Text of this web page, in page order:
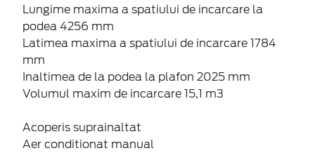
Lungime maxima a spatiului de incarcare la
podea 4256 mm
Latimea maxima a spatiului de incarcare 1784
mm
Inaltimea de la podea la plafon 2025 mm
Volumul maxim de incarcare 15,1 m3
Acoperis suprainaltat
Aer conditionat manual